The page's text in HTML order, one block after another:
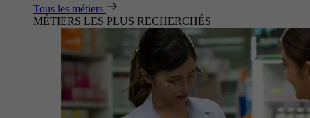
Tous les métiers
MÉTIERS LES PLUS RECHERCHÉS